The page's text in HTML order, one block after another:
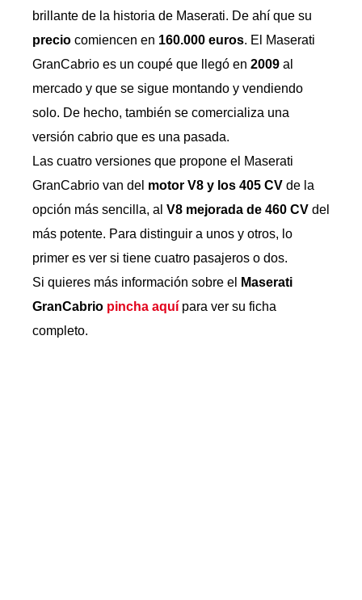
brillante de la historia de Maserati. De ahí que su
precio comiencen en 160.000 euros. El Maserati
GranCabrio es un coupé que llegó en 2009 al
mercado y que se sigue montando y vendiendo
solo. De hecho, también se comercializa una
versión cabrio que es una pasada.
Las cuatro versiones que propone el Maserati
GranCabrio van del motor V8 y los 405 CV de la
opción más sencilla, al V8 mejorada de 460 CV del
más potente. Para distinguir a unos y otros, lo
primer es ver si tiene cuatro pasajeros o dos.
Si quieres más información sobre el
Maserati
GranCabrio pincha aquí para ver su ficha
completo.